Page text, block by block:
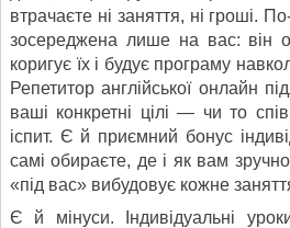
втрачаєте ні заняття, ні гроші.
зосереджена лише на вас: він
коригує їх і будує програму
Репетитор англійської онлайн
ваші конкретні цілі — чи то
іспит. Є й приємний бонус
самі обираєте, де і як вам
«під вас» вибудовує кожне
Є й мінуси. Індивідуальні